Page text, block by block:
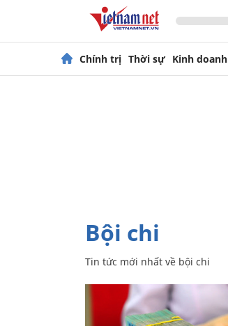
Chính trị Thời sự Kinh doanh
bội chi
Tin tức mới nhất về bội chi